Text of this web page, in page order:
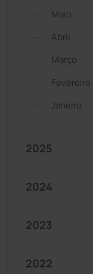
Maio
Abril
Março
Fevereiro
Janeiro
2025
2024
2023
2022